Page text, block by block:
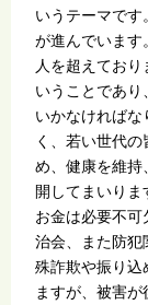
いうテーマで
が進んでいます
人を超えてお
いうことであ
いかなければ
く、若い世代
め、健康を維持
開してまいり
お金は必要不可
治会、また防犯
殊詐欺や振り込
ますが、被害